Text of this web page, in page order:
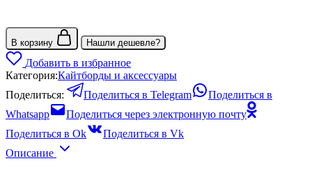
В корзину Нашли дешевле?
Добавить в избранное
Категория:Кайтборды и аксессуары
Поделиться:
Поделиться в Telegram
Поделиться в
Whatsapp
Поделиться через электронную почту
Поделиться в Ok
Поделиться в Vk
Описание